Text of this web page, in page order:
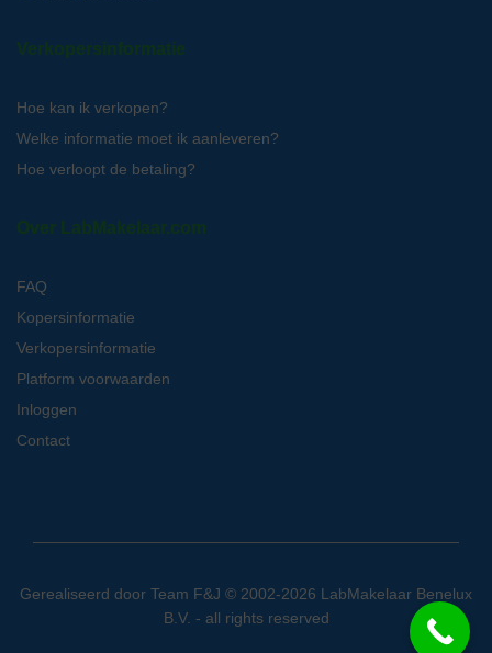
Verkopersinformatie
Hoe kan ik verkopen?
Welke informatie moet ik aanleveren?
Hoe verloopt de betaling?
Over LabMakelaar.com
FAQ
Kopersinformatie
Verkopersinformatie
Platform voorwaarden
Inloggen
Contact
Gerealiseerd door Team F&J © 2002-2026 LabMakelaar Benelux
B.V. - all rights reserved